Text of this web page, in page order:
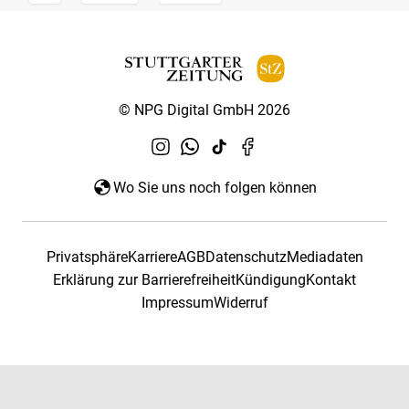
© NPG Digital GmbH 2026
Wo Sie uns noch folgen können
PrivatsphäreKarriereAGBDatenschutzMediadaten
Erklärung zur BarrierefreiheitKündigungKontakt
ImpressumWiderruf